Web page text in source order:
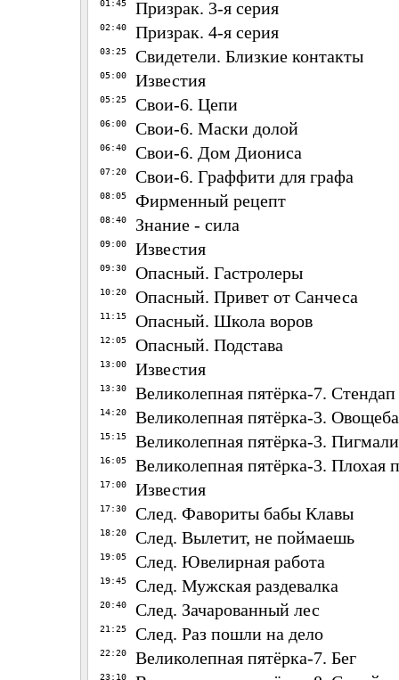
01:45 Призрак. 3-я серия
02:40 Призрак. 4-я серия
03:25 Свидетели. Близкие контакты
05:00 Известия
05:25 Свои-6. Цепи
06:00 Свои-6. Маски долой
06:40 Свои-6. Дом Диониса
07:20 Свои-6. Граффити для графа
08:05 Фирменный рецепт
08:40 Знание - сила
09:00 Известия
09:30 Опасный. Гастролеры
10:20 Опасный. Привет от Санчеса
11:15 Опасный. Школа воров
12:05 Опасный. Подстава
13:00 Известия
13:30 Великолепная пятёрка-7. Стендап
14:20 Великолепная пятёрка-3.
15:15 Великолепная пятёрка-3.
16:05 Великолепная пятёрка-3. Плохая
17:00 Известия
17:30 След. Фавориты бабы Клавы
18:20 След. Вылетит, не поймаешь
19:05 След. Ювелирная работа
19:45 След. Мужская раздевалка
20:40 След. Зачарованный лес
21:25 След. Раз пошли на дело
22:20 Великолепная пятёрка-7. Бег
23:10